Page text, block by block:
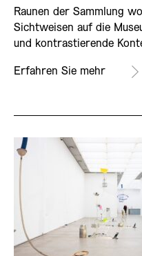
Raunen der Sammlung
Sichtweisen auf die
und kontrastierende
Erfahren Sie mehr